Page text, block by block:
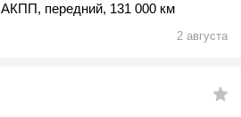
АКПП, передний, 131 000 км
2 августа